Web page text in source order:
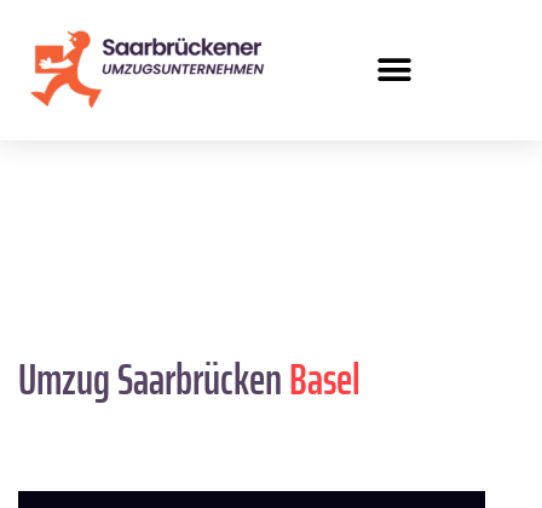
Umzug SaarbrückenBasel